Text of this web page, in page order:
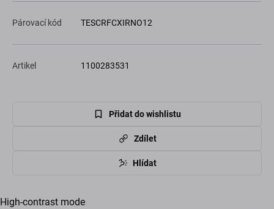
Párovací kód TESCRFCXIRNO12
Artikel 1100283531
Přidat do wishlistu
Zdílet
Hlídat
High-contrast mode